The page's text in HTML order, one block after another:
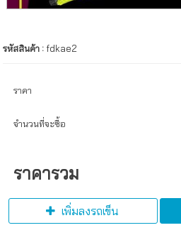
รหัสสินค้า : fdkae2
ราคา
จำนวนที่จะซื้อ
ราคารวม
เพิ่มลงรถเข็น